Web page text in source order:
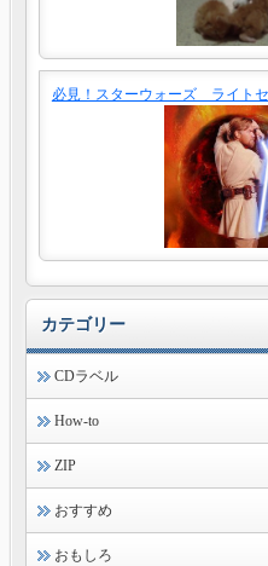
必見！スターウォーズ ライト
カテゴリー
CDラベル
How-to
ZIP
おすすめ
おもしろ